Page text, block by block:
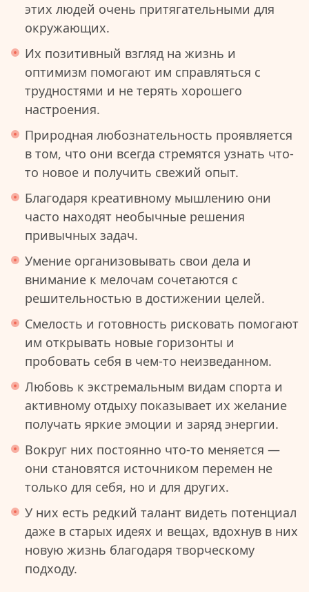
этих людей очень притягательными для
окружающих.
Их позитивный взгляд на жизнь и
оптимизм помогают им справляться с
трудностями и не терять хорошего
настроения.
Природная любознательность проявляется
в том, что они всегда стремятся узнать что-
то новое и получить свежий опыт.
Благодаря креативному мышлению они
часто находят необычные решения
привычных задач.
Умение организовывать свои дела и
внимание к мелочам сочетаются с
решительностью в достижении целей.
Смелость и готовность рисковать помогают
им открывать новые горизонты и
пробовать себя в чем-то неизведанном.
Любовь к экстремальным видам спорта и
активному отдыху показывает их желание
получать яркие эмоции и заряд энергии.
Вокруг них постоянно что-то меняется —
они становятся источником перемен не
только для себя, но и для других.
У них есть редкий талант видеть потенциал
даже в старых идеях и вещах, вдохнув в них
новую жизнь благодаря творческому
подходу.